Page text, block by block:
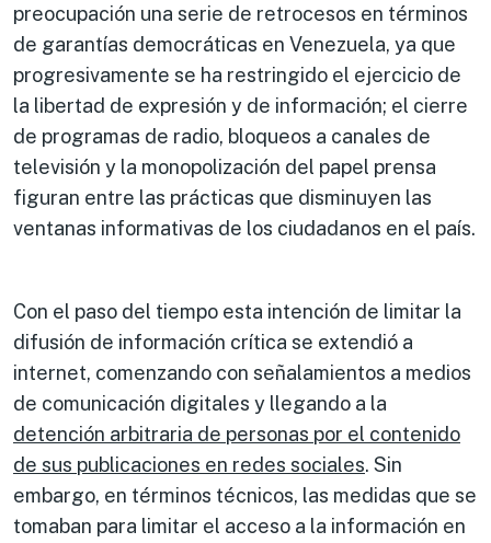
preocupación una serie de retrocesos en términos
de garantías democráticas en Venezuela, ya que
progresivamente se ha restringido el ejercicio de
la libertad de expresión y de información; el cierre
de programas de radio, bloqueos a canales de
televisión y la monopolización del papel prensa
figuran entre las prácticas que disminuyen las
ventanas informativas de los ciudadanos en el país.
Con el paso del tiempo esta intención de limitar la
difusión de información crítica se extendió a
internet, comenzando con señalamientos a medios
de comunicación digitales y llegando a la
detención arbitraria de personas por el contenido
de sus publicaciones en redes sociales. Sin
embargo, en términos técnicos, las medidas que se
tomaban para limitar el acceso a la información en